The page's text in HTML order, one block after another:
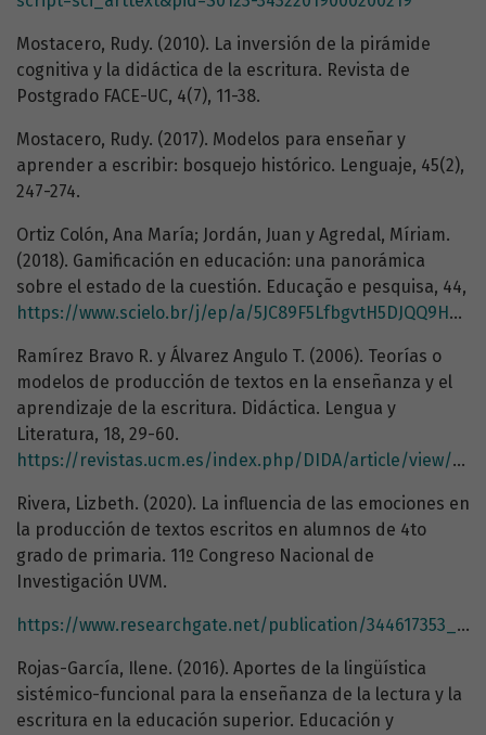
Mostacero, Rudy. (2010). La inversión de la pirámide
cognitiva y la didáctica de la escritura. Revista de
Postgrado FACE-UC, 4(7), 11-38.
Mostacero, Rudy. (2017). Modelos para enseñar y
aprender a escribir: bosquejo histórico. Lenguaje, 45(2),
247-274.
Ortiz Colón, Ana María; Jordán, Juan y Agredal, Míriam.
(2018). Gamificación en educación: una panorámica
sobre el estado de la cuestión. Educação e pesquisa, 44,
https://www.scielo.br/j/ep/a/5JC89F5LfbgvtH5DJQQ9HZS/#
Ramírez Bravo R. y Álvarez Angulo T. (2006). Teorías o
modelos de producción de textos en la enseñanza y el
aprendizaje de la escritura. Didáctica. Lengua y
Literatura, 18, 29-60.
https://revistas.ucm.es/index.php/DIDA/article/view/DIDA0606110029A
Rivera, Lizbeth. (2020). La influencia de las emociones en
la producción de textos escritos en alumnos de 4to
grado de primaria. 11º Congreso Nacional de
Investigación UVM.
https://www.researchgate.net/publication/344617353_La_influencia_de_las_emociones_en_la_produccion_de_textos_escritos_en_alumnos_de_cuarto_grado_de_primaria
Rojas-García, Ilene. (2016). Aportes de la lingüística
sistémico-funcional para la enseñanza de la lectura y la
escritura en la educación superior. Educación y